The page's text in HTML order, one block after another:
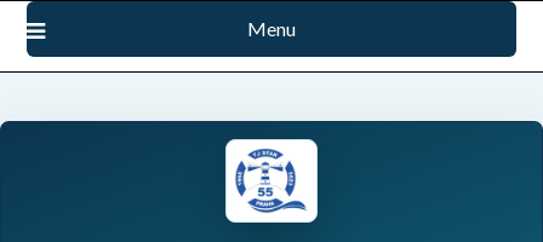
Přejdi
obsah
Menu